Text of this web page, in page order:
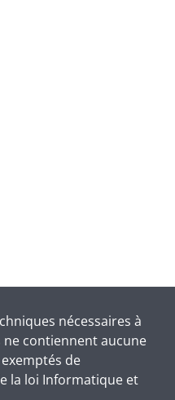
nécessaires à
contiennent aucune
de
la loi Informatique et